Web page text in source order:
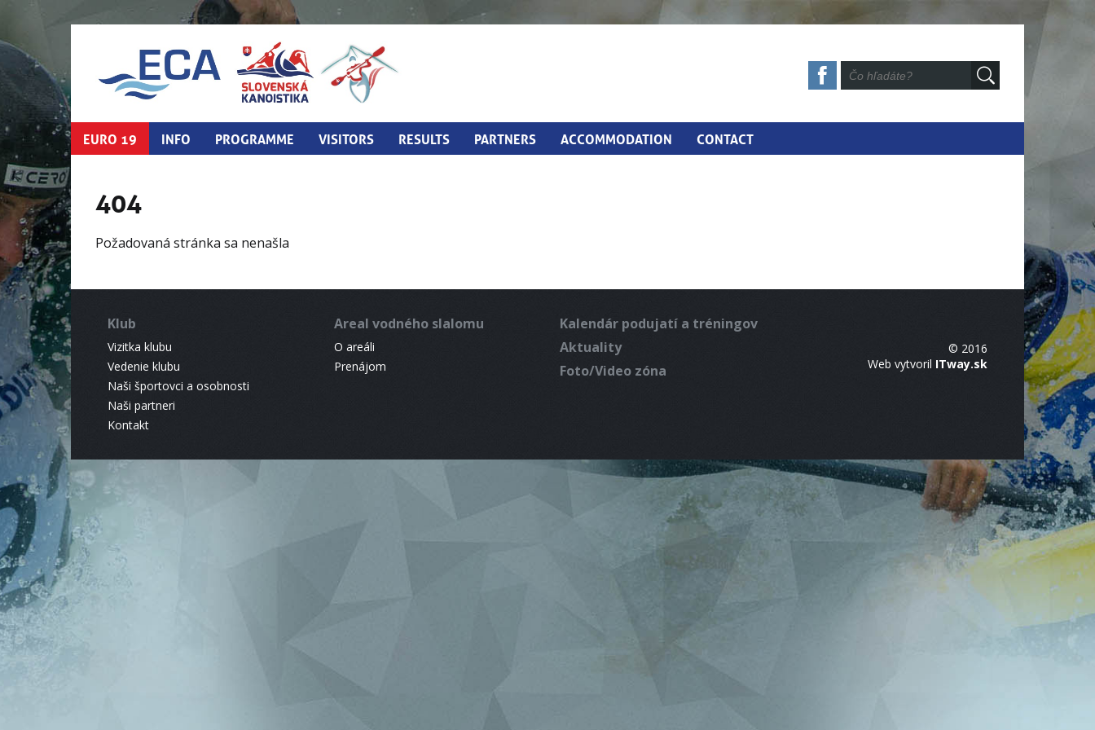
EURO 19 INFO PROGRAMME VISITORS RESULTS PARTNERS ACCOMMODATION CONTACT
404
Požadovaná stránka sa nenašla
Klub
Vizitka klubu
Vedenie klubu
Naši športovci a osobnosti
Naši partneri
Kontakt
Areal vodného slalomu
O areáli
Prenájom
Kalendár podujatí a tréningov
Aktuality
Foto/Video zóna
© 2016
Web vytvoril ITway.sk